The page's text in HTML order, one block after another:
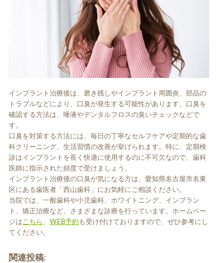
インプラント治療後は、磨き残しやインプラント周囲炎、部品の
トラブルなどにより、口臭が発生する可能性があります。口臭を
確認する方法は、唾液やデンタルフロスの臭いチェックなどで
す。
口臭を対策する方法には、毎日の丁寧なセルフケアや定期的な歯
科クリーニング、生活習慣の改善が挙げられます。特に、定期検
診はインプラントを長く快適に使用するのに不可欠なので、歯科
医師に指示された頻度で受けましょう。
インプラント治療後の口臭が気になる方は、愛知県名古屋市名東
区にある歯医者「西山歯科」にお気軽にご相談ください。
当院では、一般歯科や小児歯科、ホワイトニング、インプラン
ト、矯正治療など、さまざまな診療を行っています。ホームペー
ジは こちら WEB予約 も受け付けておりますので、ぜひ参考にし
てください。
関連投稿: